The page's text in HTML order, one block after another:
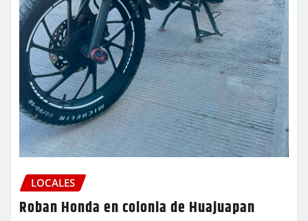
LOCALES
Roban Honda en colonia de Huajuapan